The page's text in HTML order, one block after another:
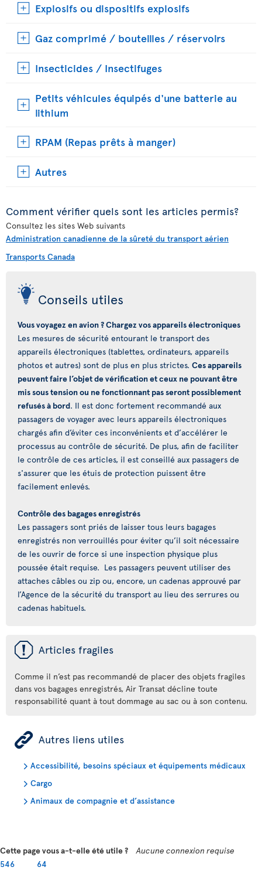
Explosifs ou dispositifs explosifs
Gaz comprimé / bouteilles / réservoirs
Insecticides / Insectifuges
Petits véhicules équipés d'une batterie au
lithium
RPAM (Repas prêts à manger)
Autres
Comment vérifier quels sont les articles permis?
Consultez les sites Web suivants
Administration canadienne de la sûreté du transport aérien
Transports Canada
Conseils utiles
Vous voyagez en avion ? Chargez vos appareils électroniques
Les mesures de sécurité entourant le transport des
appareils électroniques (tablettes, ordinateurs, appareils
photos et autres) sont de plus en plus strictes. Ces appareils
peuvent faire l’objet de vérification et ceux ne pouvant être
mis sous tension ou ne fonctionnant pas seront possiblement
refusés à bord. Il est donc fortement recommandé aux
passagers de voyager avec leurs appareils électroniques
chargés afin d’éviter ces inconvénients et d’accélérer le
processus au contrôle de sécurité. De plus, afin de faciliter
le contrôle de ces articles, il est conseillé aux passagers de
s'assurer que les étuis de protection puissent être
facilement enlevés.
Contrôle des bagages enregistrés
Les passagers sont priés de laisser tous leurs bagages
enregistrés non verrouillés pour éviter qu’il soit nécessaire
de les ouvrir de force si une inspection physique plus
poussée était requise. Les passagers peuvent utiliser des
attaches câbles ou zip ou, encore, un cadenas approuvé par
l’Agence de la sécurité du transport au lieu des serrures ou
cadenas habituels.
ü Articles fragiles
Comme il n’est pas recommandé de placer des objets fragiles
dans vos bagages enregistrés, Air Transat décline toute
responsabilité quant à tout dommage au sac ou à son contenu.
ÿ Autres liens utiles
Accessibilité, besoins spéciaux et équipements médicaux
Cargo
Animaux de compagnie et d’assistance
Cette page vous a-t-elle été utile ?
Aucune connexion requise
546
64